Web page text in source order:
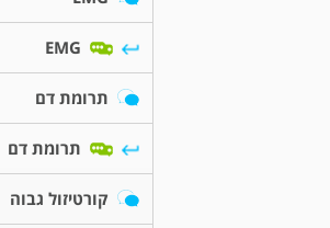
EMG
תרומת דם
תרומת דם
קורטיזול גבוה